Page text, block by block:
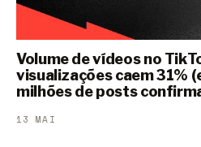
Volume de vídeos no
visualizações caem 31%
milhões de posts
13 MAI